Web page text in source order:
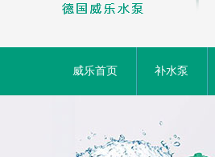
威乐首页 补水泵